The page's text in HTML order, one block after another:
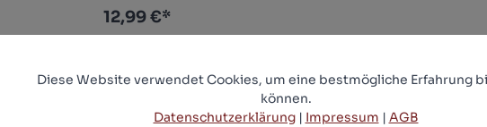
12,99 €*
.
Diese Website verwendet Cookies, um eine bestmögliche Erfahrung
können.
Datenschutzerklärung| Impressum | AGB